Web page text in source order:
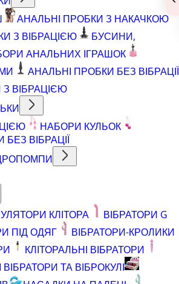
АНАЛЬНІ ПРОБКИ З НАКАЧКОЮ
З ВІБРАЦІЄЮ
БУСИНИ,
АНАЛЬНИХ ІГРАШОК
АНАЛЬНІ ПРОБКИ БЕЗ ВІБРАЦІЇ
ВІБРАЦІЄЮ
НАБОРИ КУЛЬОК
БЕЗ ВІБРАЦІЇ
КЛІТОРА
ВІБРАТОРИ G
ПІД ОДЯГ
ВІБРАТОРИ-КРОЛИКИ
КЛІТОРАЛЬНІ ВІБРАТОРИ
ВІБРАТОРИ ТА ВІБРОКУЛІ